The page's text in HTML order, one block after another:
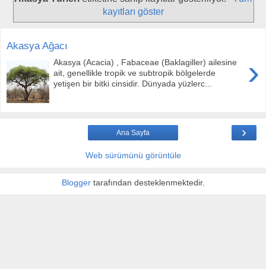
kayıtları göster
Akasya Ağacı
›
Akasya (Acacia) , Fabaceae (Baklagiller) ailesine
ait, genellikle tropik ve subtropik bölgelerde
yetişen bir bitki cinsidir. Dünyada yüzlerc...
›
Ana Sayfa
Web sürümünü görüntüle
Bloggertarafından desteklenmektedir.